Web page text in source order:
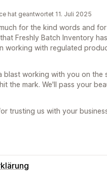
hat geantwortet 11. Juli 2025
for the kind words and
Freshly Batch Inventory
working with regulated
blast working with you on the
the mark. We'll pass your
trusting us with your